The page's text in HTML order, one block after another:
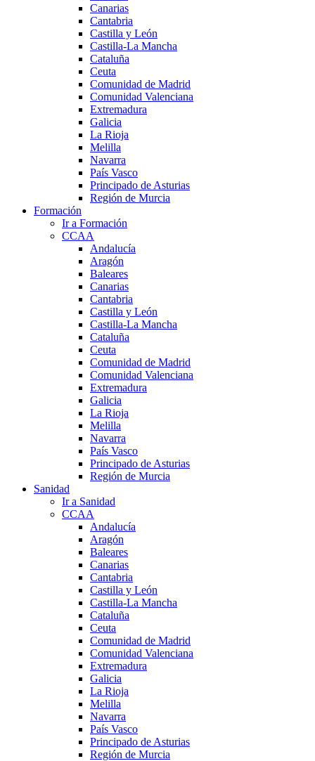
Canarias
Cantabria
Castilla y León
Castilla-La Mancha
Cataluña
Ceuta
Comunidad de Madrid
Comunidad Valenciana
Extremadura
Galicia
La Rioja
Melilla
Navarra
País Vasco
Principado de Asturias
Región de Murcia
Formación
Ir a Formación
CCAA
Andalucía
Aragón
Baleares
Canarias
Cantabria
Castilla y León
Castilla-La Mancha
Cataluña
Ceuta
Comunidad de Madrid
Comunidad Valenciana
Extremadura
Galicia
La Rioja
Melilla
Navarra
País Vasco
Principado de Asturias
Región de Murcia
Sanidad
Ir a Sanidad
CCAA
Andalucía
Aragón
Baleares
Canarias
Cantabria
Castilla y León
Castilla-La Mancha
Cataluña
Ceuta
Comunidad de Madrid
Comunidad Valenciana
Extremadura
Galicia
La Rioja
Melilla
Navarra
País Vasco
Principado de Asturias
Región de Murcia